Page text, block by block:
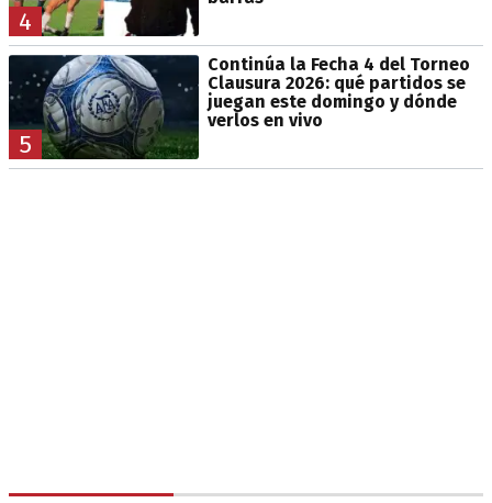
4
5
Continúa la Fecha 4 del Torneo
Clausura 2026: qué partidos se
juegan este domingo y dónde
verlos en vivo